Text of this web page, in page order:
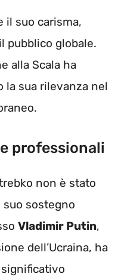
il suo carisma,
pubblico globale.
alla Scala ha
sua rilevanza nel
professionali
non è stato
sostegno
Vladimir Putin,
dell’Ucraina, ha